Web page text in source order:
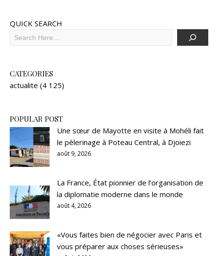
QUICK SEARCH
CATEGORIES
actualite (4 125)
POPULAR POST
Une sœur de Mayotte en visite à Mohéli fait
le pèlerinage à Poteau Central, à Djoiezi
août 9, 2026
La France, État pionnier de l’organisation de
la diplomatie moderne dans le monde
août 4, 2026
«Vous faites bien de négocier avec Paris et
vous préparer aux choses sérieuses»